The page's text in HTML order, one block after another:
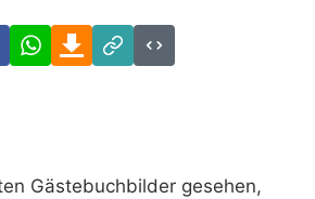
FacebookWhatsAppDownload
Link
Code
Gästebuchbilder gesehen,